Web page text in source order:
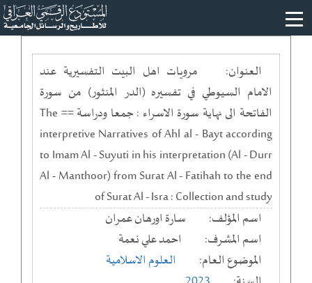
العنوان:
مرويات اهل البيت التفسيرية عند
الامام السيوطي في تفسيره (الدر المنثور) من سورة
الفاتحة الى نهاية سورة الاسراء : جمعا ودراسة == The
interpretive Narratives of Ahl al - Bayt according
to Imam Al - Suyuti in his interpretation (Al - Durr
Al - Manthoor) from Surat Al - Fatihah to the end
of Surat Al - Isra : Collection and study
اسم المؤلف:
سارة اورهان عمران
اسم المشرف:
احمد علي نعمة
الموضوع العام:
العلوم الاسلامية